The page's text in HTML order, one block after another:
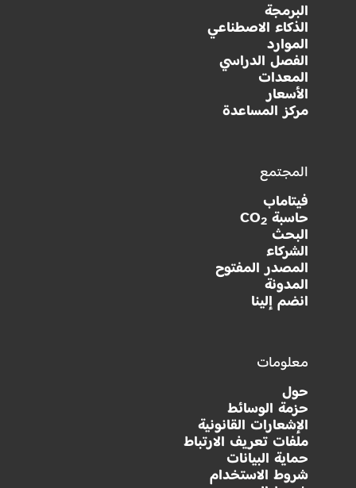
البرمجة
الذكاء الاصطناعي
الموارد
الفصل الدراسي
المعدات
الأسعار
مركز المساعدة
المجتمع
فيتاماب
حاسبة CO 2
البحث
الشركاء
المصدر المفتوح
المدونة
انضم إلينا
معلومات
حول
حزمة الوسائط
الإشعارات القانونية
ملفات تعريف الارتباط
حماية البيانات
شروط الاستخدام